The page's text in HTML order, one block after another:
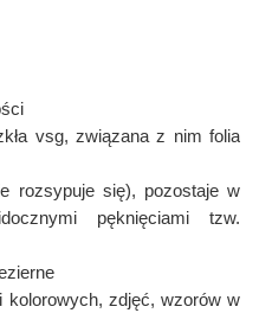
vsg, związana z nim folia
rozsypuje się), pozostaje w
pęknięciami tzw.
kolorowych, zdjęć, wzorów w